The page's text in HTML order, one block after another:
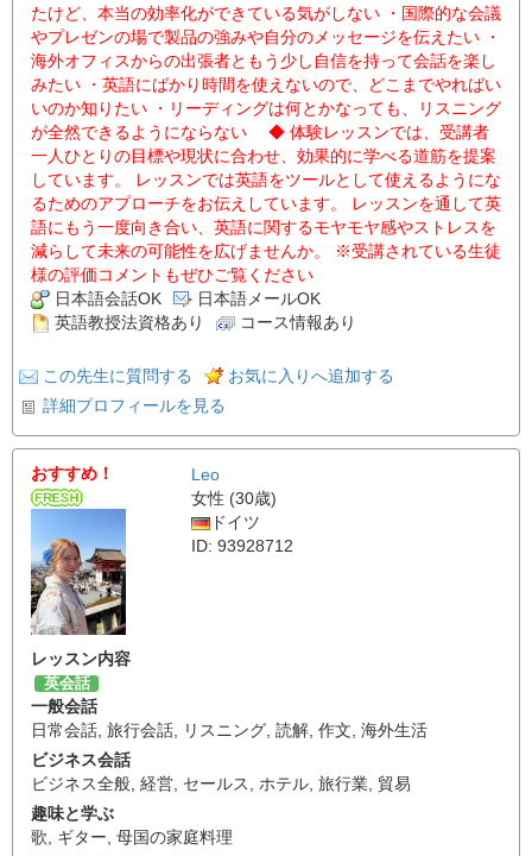
たけど、本当の効率化ができている気がしない ・国際的な会議
やプレゼンの場で製品の強みや自分のメッセージを伝えたい ・
海外オフィスからの出張者ともう少し自信を持って会話を楽し
みたい ・英語にばかり時間を使えないので、どこまでやればい
いのか知りたい ・リーディングは何とかなっても、リスニング
が全然できるようにならない ◆ 体験レッスンでは、受講者
一人ひとりの目標や現状に合わせ、効果的に学べる道筋を提案
しています。 レッスンでは英語をツールとして使えるようにな
るためのアプローチをお伝えしています。 レッスンを通して英
語にもう一度向き合い、英語に関するモヤモヤ感やストレスを
減らして未来の可能性を広げませんか。 ※受講されている生徒
様の評価コメントもぜひご覧ください
日本語会話OK
日本語メールOK
英語教授法資格あり
コース情報あり
この先生に質問する
お気に入りへ追加する
詳細プロフィールを見る
おすすめ！
Leo
女性 (30歳)
ドイツ
ID: 93928712
レッスン内容
英会話
一般会話
日常会話, 旅行会話, リスニング, 読解, 作文, 海外生活
ビジネス会話
ビジネス全般, 経営, セールス, ホテル, 旅行業, 貿易
趣味と学ぶ
歌, ギター, 母国の家庭料理